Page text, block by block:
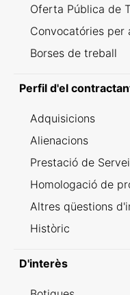
Oferta Pública de
Convocatóries per
Borses de treball
Perfil d'el
Adquisicions
Alienacions
Prestació de
Homologació de
Altres qüestions
Històric
D'interès